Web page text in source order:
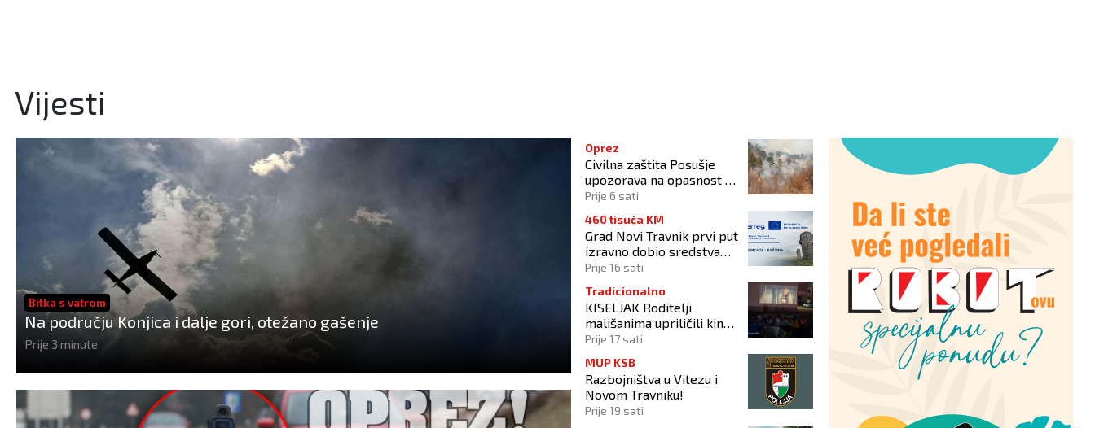
Vijesti
Bitka s vatrom
Na području Konjica i dalje gori, otežano gašenje
Prije 3 minute
Oprez
Civilna zaštita Posušje
upozorava na opasnost od
požara na Blidinju
Prije 6 sati
460 tisuća KM
Grad Novi Travnik prvi put
izravno dobio sredstva
Europske unije
Prije 16 sati
Tradicionalno
KISELJAK Roditelji
mališanima upriličili kino
na otvorenom
Prije 17 sati
MUP KSB
Razbojništva u Vitezu i
Novom Travniku!
Prije 19 sati